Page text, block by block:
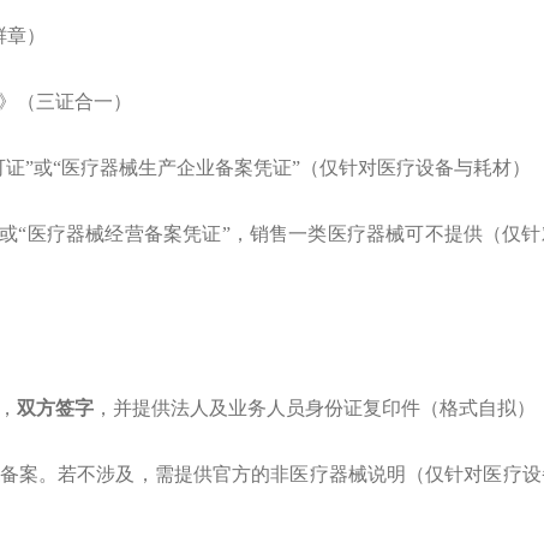
）
（三证合一）
”或“医疗器械生产企业备案凭证” （仅针对医疗设备与耗材）
“医疗器械经营备案凭证”， 销售一类医疗器械可不提供 （仅
双方签字 ，并提供法人及业务人员身份证复印件（格式自拟）
案。若不涉及，需提供官方的非医疗器械说明（仅针对医疗